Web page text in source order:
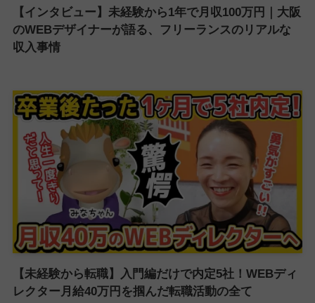
【インタビュー】未経験から1年で月収100万円｜大阪
のWEBデザイナーが語る、フリーランスのリアルな
収入事情
【未経験から転職】入門編だけで内定5社！WEBディ
レクター月給40万円を掴んだ転職活動の全て